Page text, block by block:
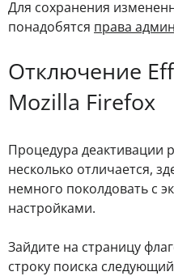
Для сохранения
понадобятся права
Отключение
Mozilla Firefox
Процедура деактивации
несколько отличается,
немного поколдовать с
настройками.
Зайдите на страницу
строку поиска